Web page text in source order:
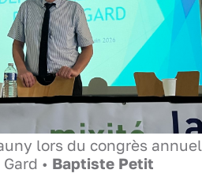
lors du congrès annuel
• Baptiste Petit